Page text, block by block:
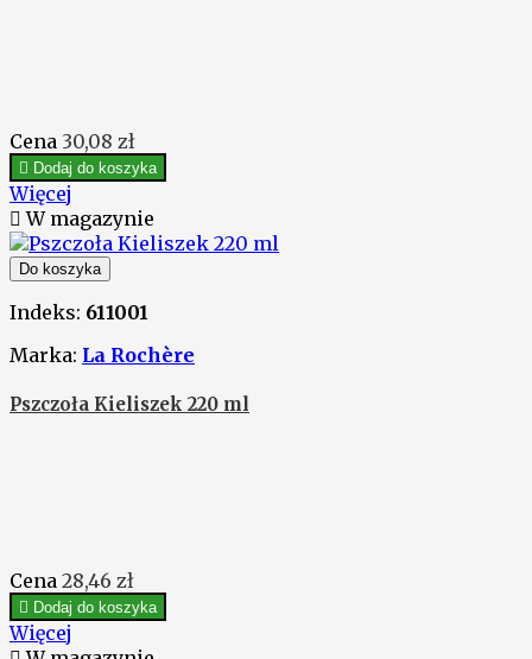
Cena 30,08 zł
 Dodaj do koszyka
Więcej
 W magazynie
Do koszyka
Indeks: 611001
Marka: La Rochère
Pszczoła Kieliszek 220 ml
Cena 28,46 zł
 Dodaj do koszyka
Więcej